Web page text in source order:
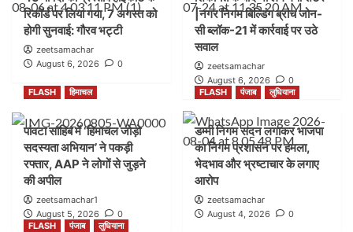
रिकॉर्ड पर लिया गया, 7 अगस्त को
होगी सुनवाई: गौरव भट्टी
zeetsamachar
August 6, 2026
0
|नगर निगम बिल्डिंग ब्रांच जोन-
सी ब्लॉक-21 में कार्रवाई पर उठे
सवाल
zeetsamachar
August 6, 2026
0
FLASH
हिमाचल
पांवटा साहिब में ‘हिमाचल जोड़ो
सदस्यता अभियान’ ने पकड़ी
रफ्तार, AAP ने लोगों से जुड़ने
की अपील
zeetsamachar1
August 5, 2026
0
FLASH पंजाब लुधियाना
डम्मी निगम सदन लगाकर भाजपा
का निगम प्रशासन पर हमला,
भेदभाव और भ्रष्टाचार के लगाए
आरोप
zeetsamachar
August 4, 2026
0
FLASH
पंजाब लुधियाना